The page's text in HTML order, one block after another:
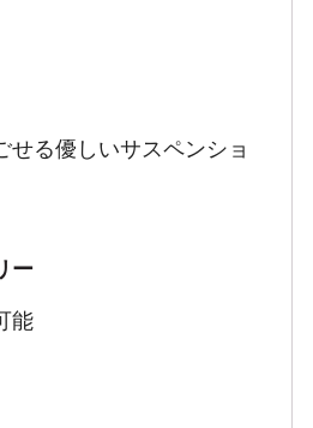
せる優しいサスペンショ
ー
能